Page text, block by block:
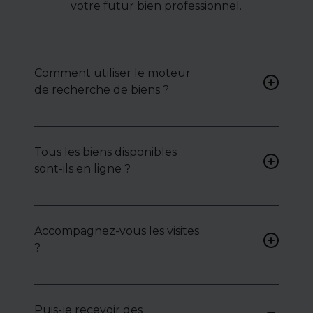
votre futur bien professionnel.
Comment utiliser le moteur
de recherche de biens ?
pour accéder à une liste de
biens ciblés.
Tous les biens disponibles
sont-ils en ligne ?
toute confidentialité :
contactez-nous pour y
Accompagnez-vous les visites
?
visites, analysons chaque bien
avec vous, et mettons en
Puis-je recevoir des